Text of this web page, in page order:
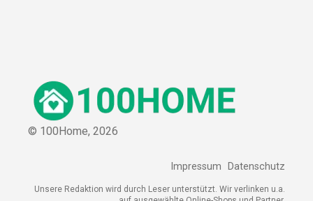
© 100Home, 2026
Impressum Datenschutz
Unsere Redaktion wird durch Leser unterstützt. Wir verlinken u.a.